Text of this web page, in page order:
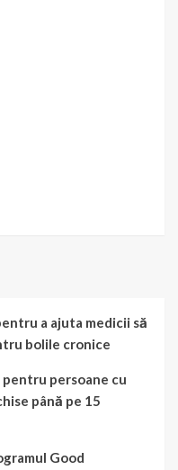
a ajuta medicii să
bolile cronice
persoane cu
până pe 15
Good